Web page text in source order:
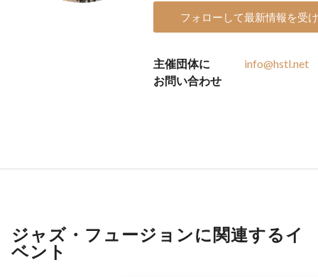
フォローして最新情報を受
主催団体に
お問い合わせ
info@hstl.net
ジャズ・フュージョンに関連するイ
ベント